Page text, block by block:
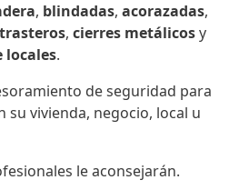
, blindadas, acorazadas,
trasteros, cierres metálicosy
locales.
de seguridad para
su vivienda, negocio, local u
le aconsejarán.